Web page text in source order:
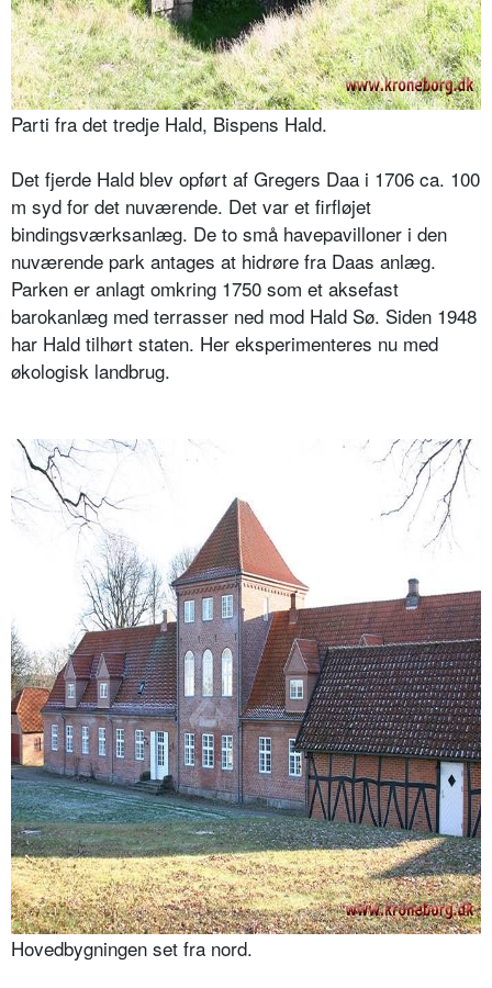
Parti fra det tredje Hald, Bispens Hald.
Det fjerde Hald blev opført af Gregers Daa i 1706 ca. 100
m syd for det nuværende. Det var et firfløjet
bindingsværksanlæg. De to små havepavilloner i den
nuværende park antages at hidrøre fra Daas anlæg.
Parken er anlagt omkring 1750 som et aksefast
barokanlæg med terrasser ned mod Hald Sø. Siden 1948
har Hald tilhørt staten. Her eksperimenteres nu med
økologisk landbrug.
Hovedbygningen set fra nord.